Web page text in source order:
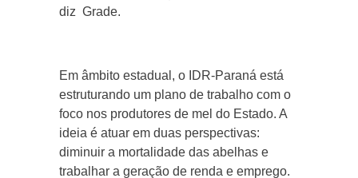
diz Grade.
Em âmbito estadual, o IDR-Paraná está
estruturando um plano de trabalho com o
foco nos produtores de mel do Estado. A
ideia é atuar em duas perspectivas:
diminuir a mortalidade das abelhas e
trabalhar a geração de renda e emprego.